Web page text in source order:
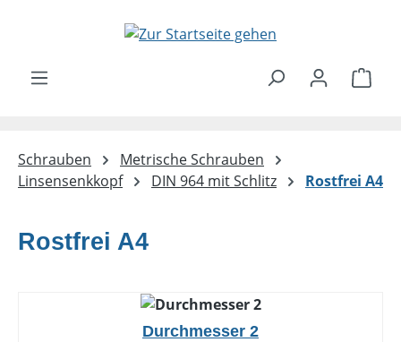
Zum Hauptinhalt springen
Schrauben
Metrische Schrauben
Linsensenkkopf
DIN 964 mit Schlitz Rostfrei A4
Rostfrei A4
Durchmesser 2